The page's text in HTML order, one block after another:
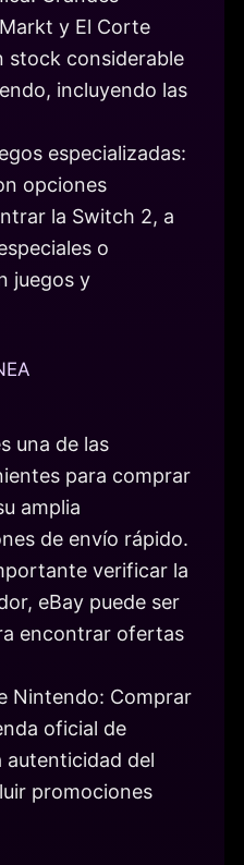
y El Corte
stock considerable
incluyendo las
especializadas:
opciones
la Switch 2, a
o
juegos y
una de las
para comprar
amplia
de envío rápido.
verificar la
eBay puede ser
encontrar ofertas
Nintendo: Comprar
oficial de
autenticidad del
promociones